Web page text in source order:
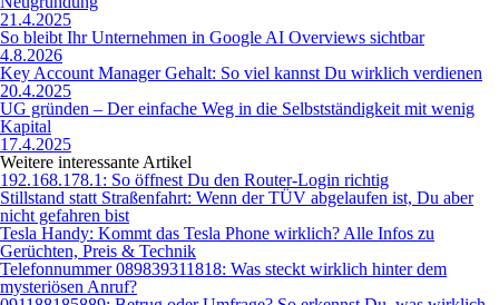
21.4.2025
So bleibt Ihr Unternehmen in Google AI Overviews sichtbar
4.8.2026
Key Account Manager Gehalt: So viel kannst Du wirklich verdienen
20.4.2025
UG gründen – Der einfache Weg in die Selbstständigkeit mit wenig
Kapital
17.4.2025
Weitere interessante Artikel
192.168.178.1: So öffnest Du den Router-Login richtig
Stillstand statt Straßenfahrt: Wenn der TÜV abgelaufen ist, Du aber
nicht gefahren bist
Tesla Handy: Kommt das Tesla Phone wirklich? Alle Infos zu
Gerüchten, Preis & Technik
Telefonnummer 089839311818: Was steckt wirklich hinter dem
mysteriösen Anruf?